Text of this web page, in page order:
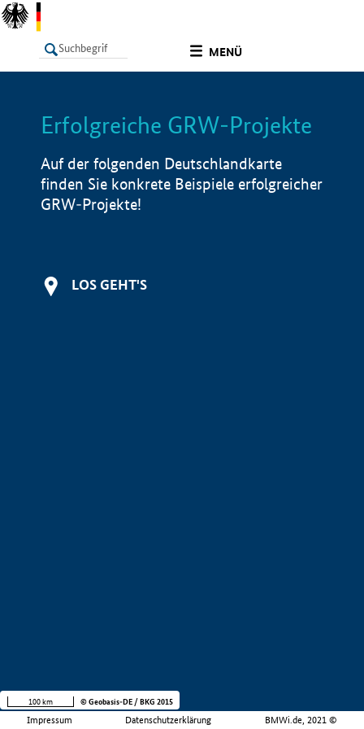
MENÜ
LISTE Info
Erfolgreiche GRW-Projekte
Auf der folgenden Deutschlandkarte
finden Sie konkrete Beispiele erfolgreicher
GRW-Projekte!
LOS GEHT'S
Impressum Datenschutzerklärung BMWi.de, 2021 ©
100 km © Geobasis-DE / BKG 2015